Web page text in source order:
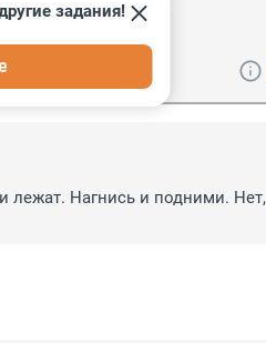
задания!
лежат. Нагнись и подними.